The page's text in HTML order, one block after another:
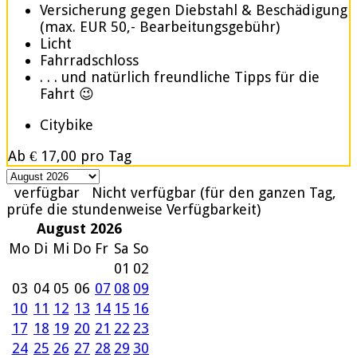
Versicherung gegen Diebstahl & Beschädigung
(max. EUR 50,- Bearbeitungsgebühr)
Licht
Fahrradschloss
. . . und natürlich freundliche Tipps für die
Fahrt 😉
Citybike
Ab € 17,00 pro Tag
verfügbar
Nicht verfügbar (für den ganzen Tag,
prüfe die stundenweise Verfügbarkeit)
August 2026
Mo Di Mi Do Fr Sa So
01 02
03 04 05 06 07 08 09
10 11 12 13 14 15 16
17 18 19 20 21 22 23
24 25 26 27 28 29 30